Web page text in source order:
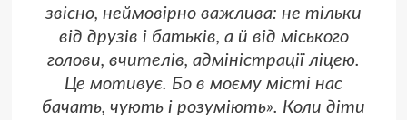
звісно, неймовірно важлива: не тільки
від друзів і батьків, а й від міського
голови, вчителів, адміністрації ліцею.
Це мотивує. Бо в моєму місті нас
бачать, чують і розуміють». Коли діти